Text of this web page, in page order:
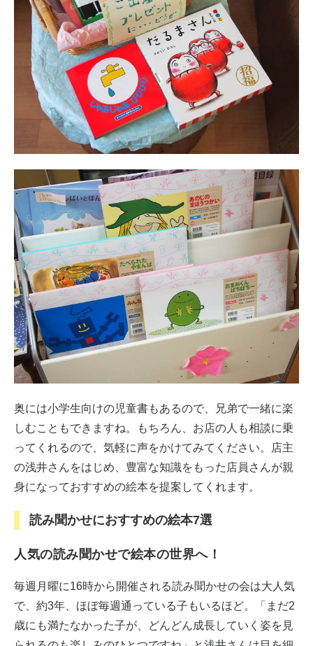
奥には小学生向けの児童書もあるので、兄弟で一緒に楽
しむこともできますね。もちろん、お店の人も相談に乗
ってくれるので、気軽に声をかけてみてください。店主
の浅井さんをはじめ、豊富な知識をもった店員さんが親
身になっておすすめの絵本を提案してくれます。
読み聞かせにおすすめの絵本7選
人気の読み聞かせで絵本の世界へ！
毎週月曜に16時から開催される読み聞かせの会は大人気
で、約3年、ほぼ毎週通っている子もいるほど。「まだ2
歳にも満たなかった子が、どんどん成長していく姿を見